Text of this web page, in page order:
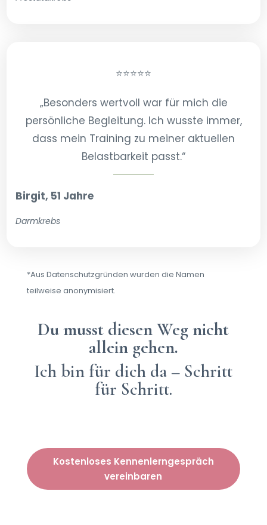
⭐⭐⭐⭐⭐
„Besonders wertvoll war für mich die
persönliche Begleitung. Ich wusste immer,
dass mein Training zu meiner aktuellen
Belastbarkeit passt.“
Birgit, 51 Jahre
Darmkrebs
*Aus Datenschutzgründen wurden die Namen
teilweise anonymisiert.
Du musst diesen Weg nicht
allein gehen.
Ich bin für dich da – Schritt
für Schritt.
Kostenloses Kennenlerngespräch
vereinbaren